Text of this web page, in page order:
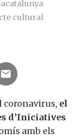
cultural
coronavirus, el
d’Iniciatives
amb els